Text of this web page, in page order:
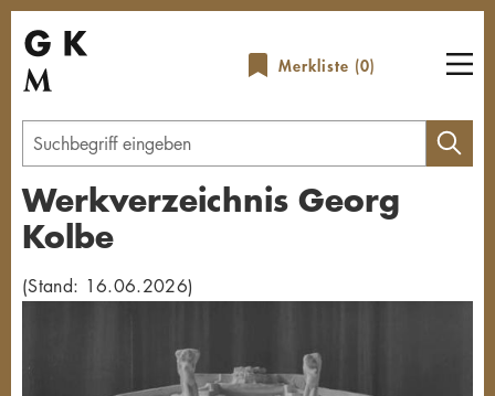
Direkt
zum
Inhalt
Merkliste (0)
Geben
Sie
einen
Suchbegriff
Werkverzeichnis Georg
Kolbe
(Stand: 16.06.2026)